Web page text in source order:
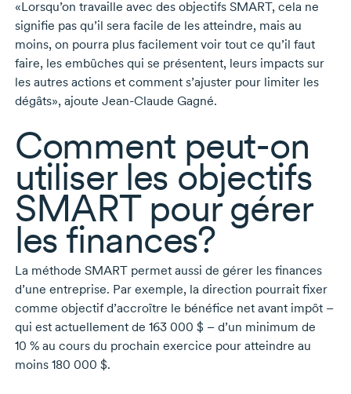
«Lorsqu’on travaille avec des objectifs SMART, cela ne
signifie pas qu’il sera facile de les atteindre, mais au
moins, on pourra plus facilement voir tout ce qu’il faut
faire, les embûches qui se présentent, leurs impacts sur
les autres actions et comment s’ajuster pour limiter les
dégâts», ajoute Jean-Claude Gagné.
Comment peut-on
utiliser les objectifs
SMART pour gérer
les finances?
La méthode SMART permet aussi de gérer les finances
d’une entreprise. Par exemple, la direction pourrait fixer
comme objectif d’accroître le bénéfice net avant impôt –
qui est actuellement de 163 000 $ – d’un minimum de
10 %au cours du prochain exercice pour atteindre au
moins 180 000 $.